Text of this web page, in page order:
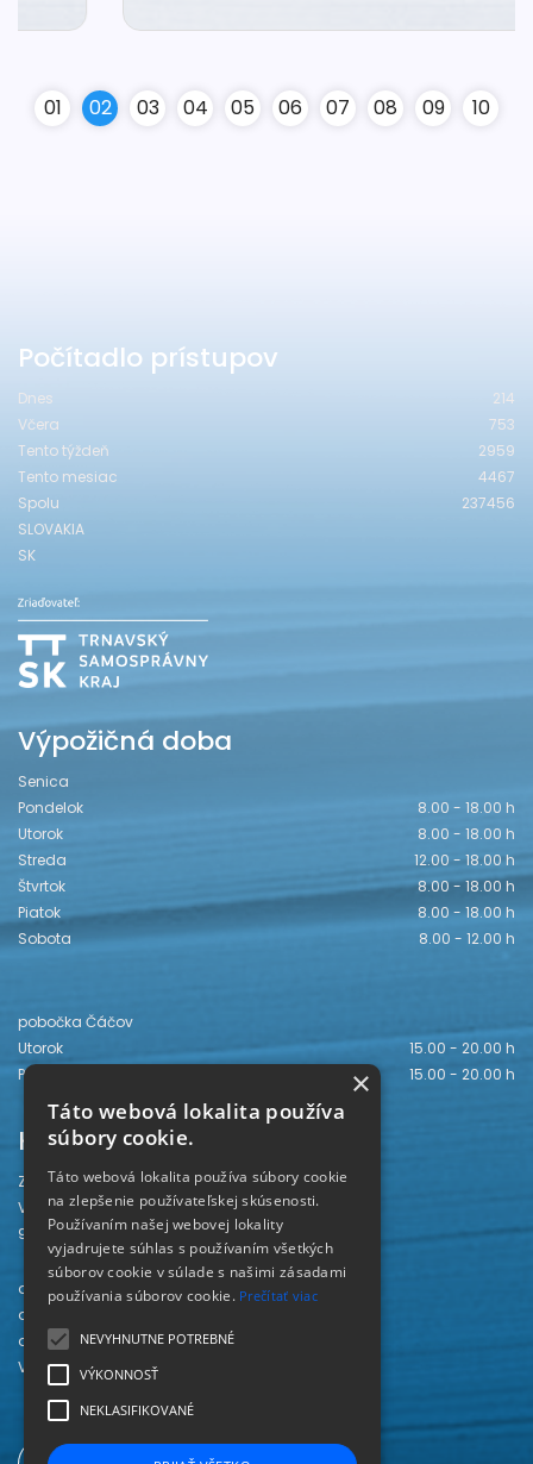
01 02 03 04 05 06 07 08 09 10
Počítadlo prístupov
Dnes
214
Včera
753
Tento týždeň
2959
Tento mesiac
4467
Spolu
237456
SLOVAKIA
SK
Výpožičná doba
Senica
Pondelok
8.00 - 18.00 h
Utorok
8.00 - 18.00 h
Streda
12.00 - 18.00 h
Štvrtok
8.00 - 18.00 h
Piatok
8.00 - 18.00 h
Sobota
8.00 - 12.00 h
pobočka Čáčov
Utorok
15.00 - 20.00 h
Piatok
15.00 - 20.00 h
Kontakt
Záhorská knižnica
Vajanského 28
905 01 Senica
odd. beletrie 034/654 3780
odd. odbornej literatúry 034/651 2710
odd. pre deti a mládež 034/654 6519
Viac kontaktov nájdete
×
Táto webová lokalita používa
súbory cookie.
Táto webová lokalita používa súbory cookie
na zlepšenie používateľskej skúsenosti.
Používaním našej webovej lokality
vyjadrujete súhlas s používaním všetkých
súborov cookie v súlade s našimi zásadami
používania súborov cookie. Prečítať viac
NEVYHNUTNE POTREBNÉ
VÝKONNOSŤ
NEKLASIFIKOVANÉ